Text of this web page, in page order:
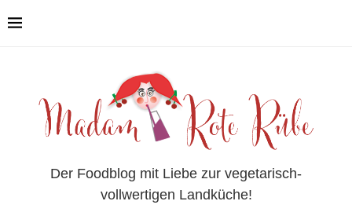
Der Foodblog mit Liebe zur vegetarisch-
vollwertigen Landküche!